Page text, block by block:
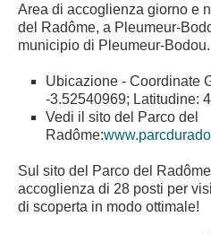
Area di accoglienza giorno e
del Radôme, a Pleumeur-
municipio di Pleumeur-Bodou.
Ubicazione - Coordinate
-3.52540969; Latitudine:
Vedi il sito del Parco del
Radôme:
Sul sito del Parco del
accoglienza di 28 posti per
di scoperta in modo ottimale!